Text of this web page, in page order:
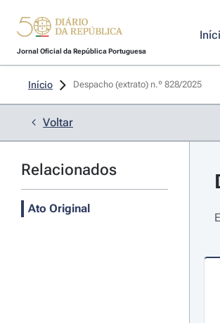
Jornal Oficial da República Portuguesa
Início Despacho (extrato) n.º 828/2025
Voltar
Relacionados
Ato Original